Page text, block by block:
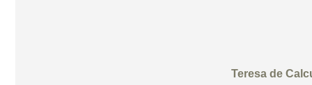
Teresa de